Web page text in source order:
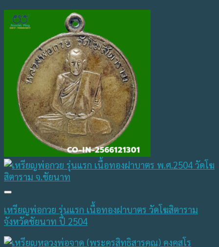
เหรียญพ่อกวย รุ่นแรก เนื้อทองฝาบาตร วัดโฆสิตาราม
จังหวัดชัยนาท ปี 2504